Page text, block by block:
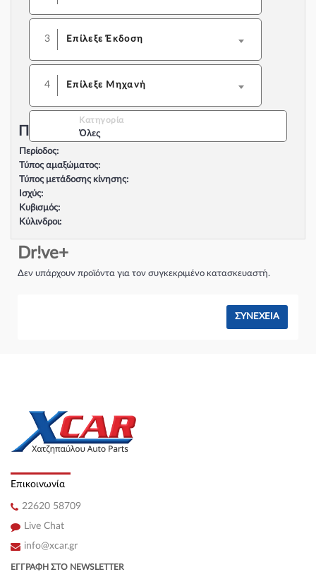
3 Επίλεξε Έκδοση
4 Επίλεξε Μηχανή
Κατηγορία
Όλες
Περιγραφή Αυτοκινήτου:
Περίοδος:
Τύπος αμαξώματος:
Τύπος μετάδοσης κίνησης:
Ισχύς:
Κυβισμός:
Κύλινδροι:
Τύπος κινητήρα:
Dr!ve+
Δεν υπάρχουν προϊόντα για τον συγκεκριμένο κατασκευαστή.
ΣΥΝΈΧΕΙΑ
Επικοινωνία
22620 58709
Live Chat
info@xcar.gr
ΕΓΓΡΑΦΉ ΣΤΟ NEWSLETTER